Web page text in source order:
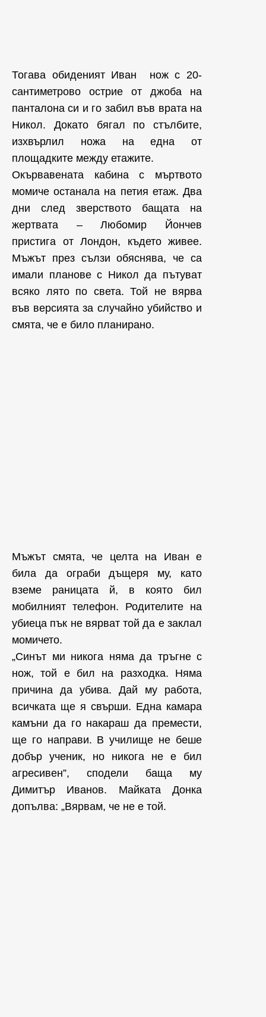
Тогава обиденият Иван нож с 20-
сантиметрово острие от джоба на
панталона си и го забил във врата на
Никол. Докато бягал по стълбите,
изхвърлил ножа на една от
площадките между етажите.
Окървавената кабина с мъртвото
момиче останала на петия етаж. Два
дни след зверството бащата на
жертвата – Любомир Йончев
пристига от Лондон, където живее.
Мъжът през сълзи обяснява, че са
имали планове с Никол да пътуват
всяко лято по света. Той не вярва
във версията за случайно убийство и
смята, че е било планирано.
Мъжът смята, че целта на Иван е
била да ограби дъщеря му, като
вземе раницата й, в която бил
мобилният телефон. Родителите на
убиеца пък не вярват той да е заклал
момичето.
„Синът ми никога няма да тръгне с
нож, той е бил на разходка. Няма
причина да убива. Дай му работа,
всичката ще я свърши. Една камара
камъни да го накараш да премести,
ще го направи. В училище не беше
добър ученик, но никога не е бил
агресивен”, сподели баща му
Димитър Иванов. Майката Донка
допълва: „Вярвам, че не е той.